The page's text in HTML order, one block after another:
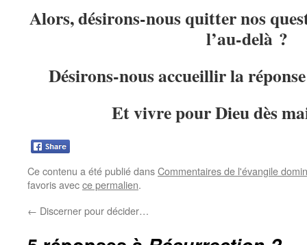
Alors, désirons-nous quitter nos
l’au-delà ?
Désirons-nous accueillir la
Et vivre pour Dieu dès
Ce contenu a été publié dansCommentaires de l'évangile
favoris avecce permalien.
← Discerner pour décider…